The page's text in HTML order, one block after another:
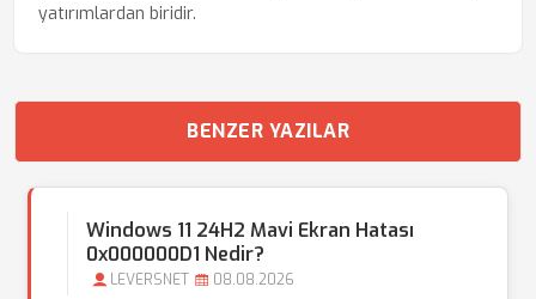
yatırımlardan biridir.
BENZER YAZILAR
Windows 11 24H2 Mavi Ekran Hatası
0x000000D1 Nedir?
LEVERSNET 08.08.2026